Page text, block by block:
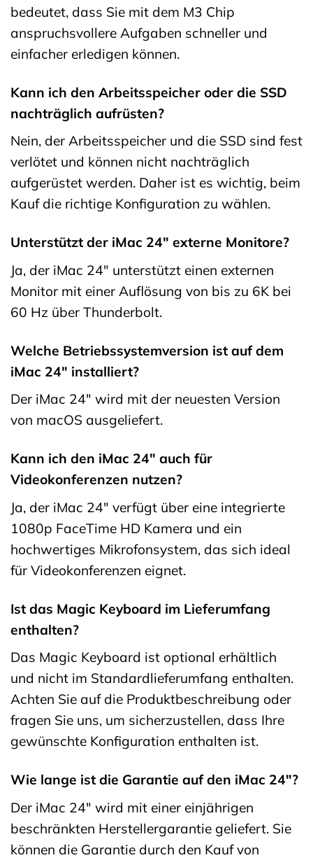
bedeutet, dass Sie mit dem M3 Chip
anspruchsvollere Aufgaben schneller und
einfacher erledigen können.
Kann ich den Arbeitsspeicher oder die SSD
nachträglich aufrüsten?
Nein, der Arbeitsspeicher und die SSD sind fest
verlötet und können nicht nachträglich
aufgerüstet werden. Daher ist es wichtig, beim
Kauf die richtige Konfiguration zu wählen.
Unterstützt der iMac 24″ externe Monitore?
Ja, der iMac 24″ unterstützt einen externen
Monitor mit einer Auflösung von bis zu 6K bei
60 Hz über Thunderbolt.
Welche Betriebssystemversion ist auf dem
iMac 24″ installiert?
Der iMac 24″ wird mit der neuesten Version
von macOS ausgeliefert.
Kann ich den iMac 24″ auch für
Videokonferenzen nutzen?
Ja, der iMac 24″ verfügt über eine integrierte
1080p FaceTime HD Kamera und ein
hochwertiges Mikrofonsystem, das sich ideal
für Videokonferenzen eignet.
Ist das Magic Keyboard im Lieferumfang
enthalten?
Das Magic Keyboard ist optional erhältlich
und nicht im Standardlieferumfang enthalten.
Achten Sie auf die Produktbeschreibung oder
fragen Sie uns, um sicherzustellen, dass Ihre
gewünschte Konfiguration enthalten ist.
Wie lange ist die Garantie auf den iMac 24″?
Der iMac 24″ wird mit einer einjährigen
beschränkten Herstellergarantie geliefert. Sie
können die Garantie durch den Kauf von